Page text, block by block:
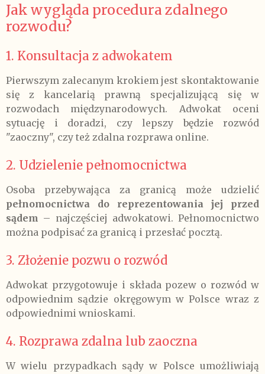
Jak wygląda procedura zdalnego
rozwodu?
1. Konsultacja z adwokatem
Pierwszym zalecanym krokiem jest skontaktowanie
się z kancelarią prawną specjalizującą się w
rozwodach międzynarodowych. Adwokat oceni
sytuację i doradzi, czy lepszy będzie rozwód
"zaoczny", czy też zdalna rozprawa online.
2. Udzielenie pełnomocnictwa
Osoba przebywająca za granicą może udzielić
pełnomocnictwa do reprezentowania jej przed
sądem – najczęściej adwokatowi. Pełnomocnictwo
można podpisać za granicą i przesłać pocztą.
3. Złożenie pozwu o rozwód
Adwokat przygotowuje i składa pozew o rozwód w
odpowiednim sądzie okręgowym w Polsce wraz z
odpowiednimi wnioskami.
4. Rozprawa zdalna lub zaoczna
W wielu przypadkach sądy w Polsce umożliwiają